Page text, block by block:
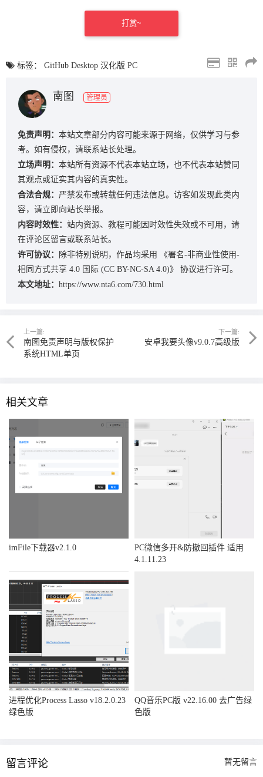
打赏~
标签： GitHub Desktop 汉化版 PC
南图 管理员
免责声明： 本站文章部分内容可能来源于网络，仅供学习与参
考。如有侵权，请联系站长处理。
立场声明： 本站所有资源不代表本站立场，也不代表本站赞同
其观点或证实其内容的真实性。
合法合规： 严禁发布或转载任何违法信息。访客如发现此类内
容，请立即向站长举报。
内容时效性： 站内资源、教程可能因时效性失效或不可用，请
在评论区留言或联系站长。
许可协议：
除非特别说明，作品均采用
《署名-非商业性使用-
相同方式共享 4.0 国际 (CC BY-NC-SA 4.0)》
协议进行许可。
本文地址： https://www.nta6.com/730.html
上一篇:
南图免责声明与版权保护
系统HTML单页
下一篇:
安卓我要头像v9.0.7高级版
相关文章
imFile下载器v2.1.0
PC微信多开&防撤回插件 适用
4.1.11.23
进程优化Process Lasso v18.2.0.23
绿色版
QQ音乐PC版 v22.16.00 去广告绿
色版
留言评论 暂无留言